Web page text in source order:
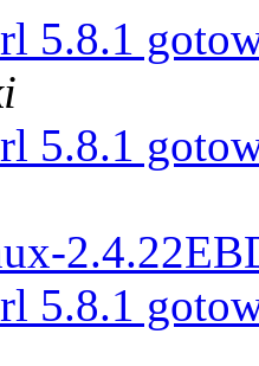
5.8.1
5.8.1
5.8.1